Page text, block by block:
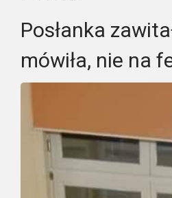
Posłanka
mówiła, nie na